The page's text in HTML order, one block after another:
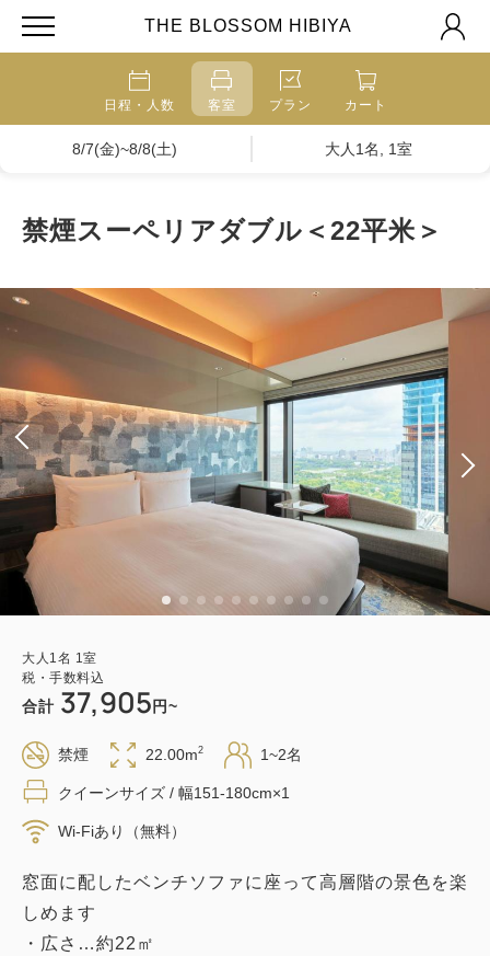
THE BLOSSOM HIBIYA
日程・人数 客室 プラン カート
8/7(金)~8/8(土) 大人1名, 1室
禁煙スーペリアダブル＜22平米＞
大人 1 名 1 室
税・手数料込
合計 37,905 円~
禁煙 22.00m2 1~2名
クイーンサイズ / 幅151-180cm×1
Wi-Fiあり（無料）
窓面に配したベンチソファに座って高層階の景色を楽
しめます
・広さ…約22㎡